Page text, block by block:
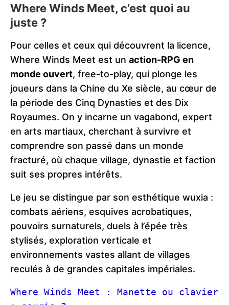
Where Winds Meet, c’est quoi au
juste ?
Pour celles et ceux qui découvrent la licence,
Where Winds Meet est un action-RPG en
monde ouvert, free-to-play, qui plonge les
joueurs dans la Chine du Xe siècle, au cœur de
la période des Cinq Dynasties et des Dix
Royaumes. On y incarne un vagabond, expert
en arts martiaux, cherchant à survivre et
comprendre son passé dans un monde
fracturé, où chaque village, dynastie et faction
suit ses propres intérêts.
Le jeu se distingue par son esthétique wuxia :
combats aériens, esquives acrobatiques,
pouvoirs surnaturels, duels à l’épée très
stylisés, exploration verticale et
environnements vastes allant de villages
reculés à de grandes capitales impériales.
Where Winds Meet : Manette ou clavier